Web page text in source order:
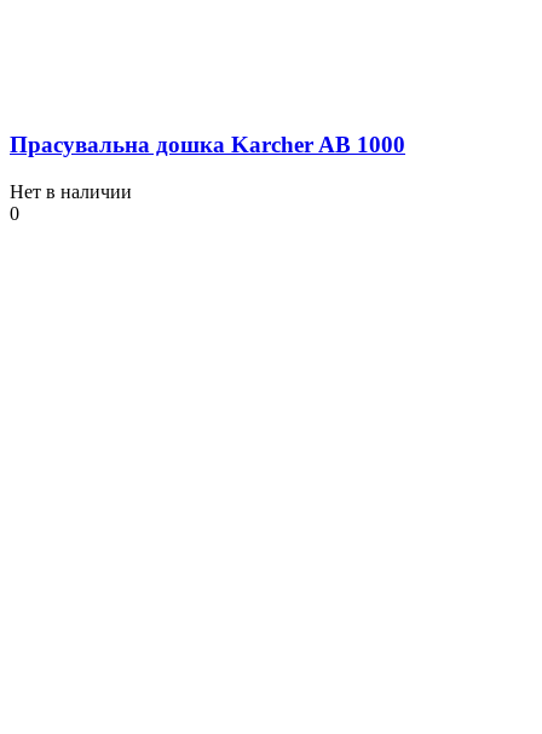
Прасувальна дошка Karcher AB 1000
Нет в наличии
0